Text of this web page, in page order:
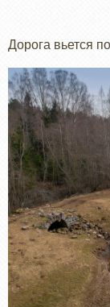
Дорога вьется